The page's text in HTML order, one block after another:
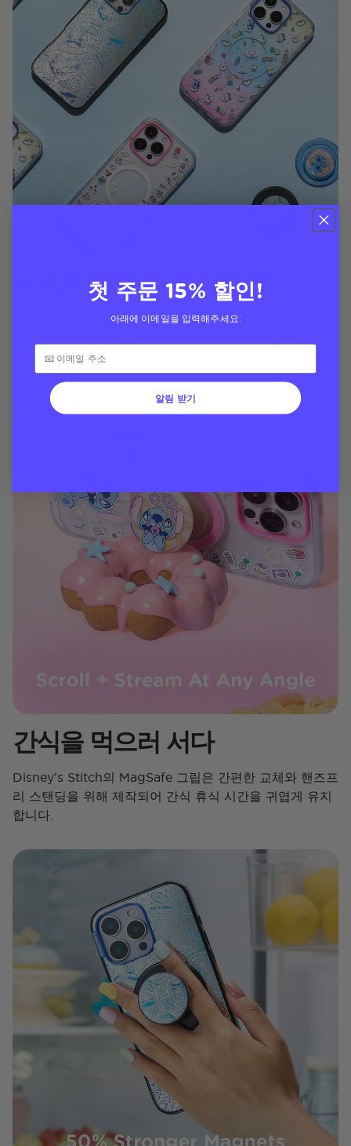
귀여운 케이스, 진짜 보호
10피트 낙하 보호 기능과 무선 충전 호환성을 갖춘
간식을 먹으러 서다
Disney's Stitch의 MagSafe 그립은 간편한 교체와 핸즈프
리 스탠딩을 위해 제작되어 간식 휴식 시간을 귀엽게 유지
합니다.
첫 주문 15% 할인!
아래에 이메일을 입력해주세요:
알림 받기